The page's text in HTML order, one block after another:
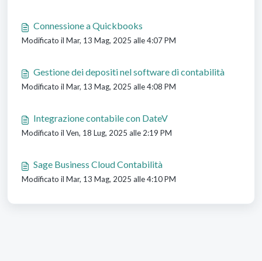
Connessione a Quickbooks
Modificato il Mar, 13 Mag, 2025 alle 4:07 PM
Gestione dei depositi nel software di contabilità
Modificato il Mar, 13 Mag, 2025 alle 4:08 PM
Integrazione contabile con DateV
Modificato il Ven, 18 Lug, 2025 alle 2:19 PM
Sage Business Cloud Contabilità
Modificato il Mar, 13 Mag, 2025 alle 4:10 PM